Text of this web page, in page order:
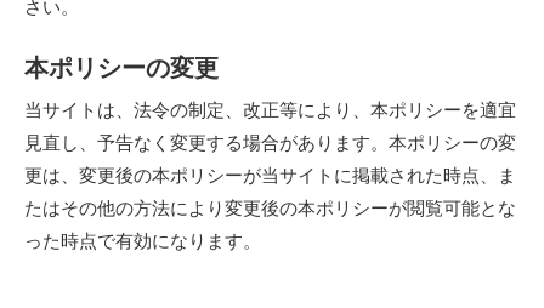
さい。
本ポリシーの変更
当サイトは、法令の制定、改正等により、本ポリシーを適宜
見直し、予告なく変更する場合があります。本ポリシーの変
更は、変更後の本ポリシーが当サイトに掲載された時点、ま
たはその他の方法により変更後の本ポリシーが閲覧可能とな
った時点で有効になります。